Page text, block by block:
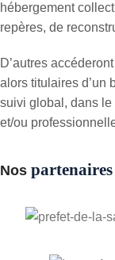
hébergement
repères, de
D’autres
alors titulaires d’un
suivi global, dans le
et/ou
Nos partenaires